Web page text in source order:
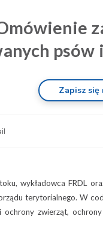
psów
Zapisz
wykładowca FRDL
terytorialnego. W
ochrony zwierząt,